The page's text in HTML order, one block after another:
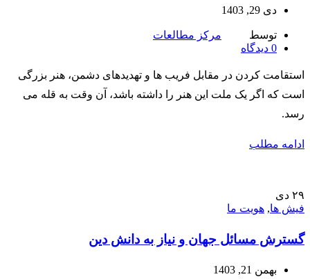
دی 29, 1403
توسط
مرکز مطالعات
0 دیدگاه
استقامت کردن در مقابل فریب ها و تهدیدهای دشمن، هنر بزرگی
است که اگر یک ملت این هنر را داشته باشد، آن وقت به قله می
رسد.
ادامه مطلب
۲۹ دی
فیش ها, هویت ما
گسترش مسائل جهان و نیاز به دانش دین
بهمن 21, 1403